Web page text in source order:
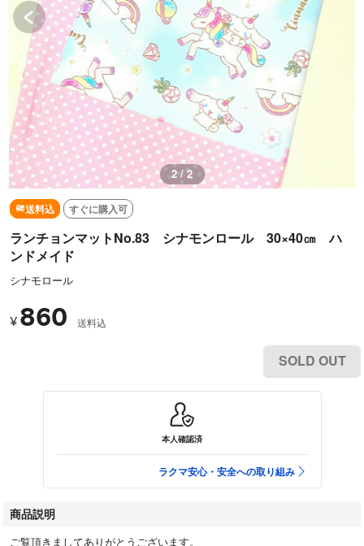
2 / 2
送料込 すぐに購入可
ランチョンマットNo.83 シナモンロール 30×40㎝ ハ
ンドメイド
シナモロール
¥ 860 送料込
SOLD OUT
本人確認済
ラクマ安心・安全への取り組み
商品説明
ご覧頂きましてありがとうございます。